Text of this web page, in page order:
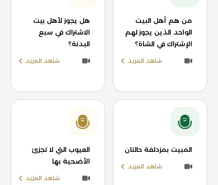
من هم أهل البيت
الواحد الذين يجوز لهم
الإشتراك في الشاة؟
شاهد المزيد
هل يجوز لأهل بيت
الاشتراك في سبع
البدنة؟
شاهد المزيد
المبيت بمزدلفة حالتان
شاهد المزيد
العيوب التي لا تجزئ
الأضحية بها
شاهد المزيد